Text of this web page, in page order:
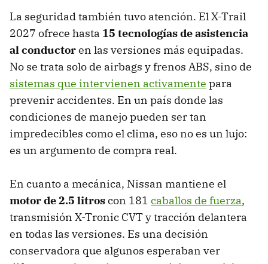
La seguridad también tuvo atención. El X-Trail
2027 ofrece hasta 15 tecnologías de asistencia
al conductoren las versiones más equipadas.
No se trata solo de airbags y frenos ABS, sino de
sistemas que intervienen activamente para
prevenir accidentes. En un país donde las
condiciones de manejo pueden ser tan
impredecibles como el clima, eso no es un lujo:
es un argumento de compra real.
En cuanto a mecánica, Nissan mantiene el
motor de 2.5 litroscon 181 caballos de fuerza,
transmisión X-Tronic CVT y tracción delantera
en todas las versiones. Es una decisión
conservadora que algunos esperaban ver